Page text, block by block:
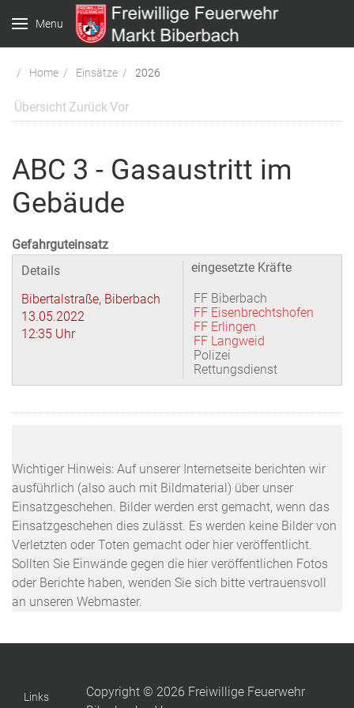
Menu
Home Einsätze 2026
Übersicht ZurückVor
ABC 3 - Gasaustritt im
Gebäude
Gefahrguteinsatz
Details
Bibertalstraße, Biberbach
13.05.2022
12:35 Uhr
eingesetzte Kräfte
FF Biberbach
FF Eisenbrechtshofen
FF Erlingen
FF Langweid
Polizei
Rettungsdienst
Wichtiger Hinweis: Auf unserer Internetseite berichten wir
ausführlich (also auch mit Bildmaterial) über unser
Einsatzgeschehen. Bilder werden erst gemacht, wenn das
Einsatzgeschehen dies zulässt. Es werden keine Bilder von
Verletzten oder Toten gemacht oder hier veröffentlicht.
Sollten Sie Einwände gegen die hier veröffentlichen Fotos
oder Berichte haben, wenden Sie sich bitte vertrauensvoll
an unseren Webmaster.
Links
Copyright © 2026 Freiwillige Feuerwehr